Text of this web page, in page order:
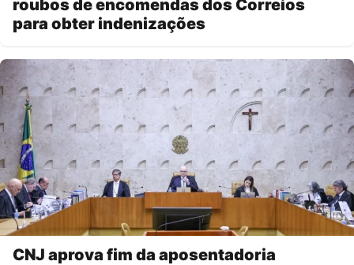
roubos de encomendas dos Correios
para obter indenizações
CNJ aprova fim da aposentadoria